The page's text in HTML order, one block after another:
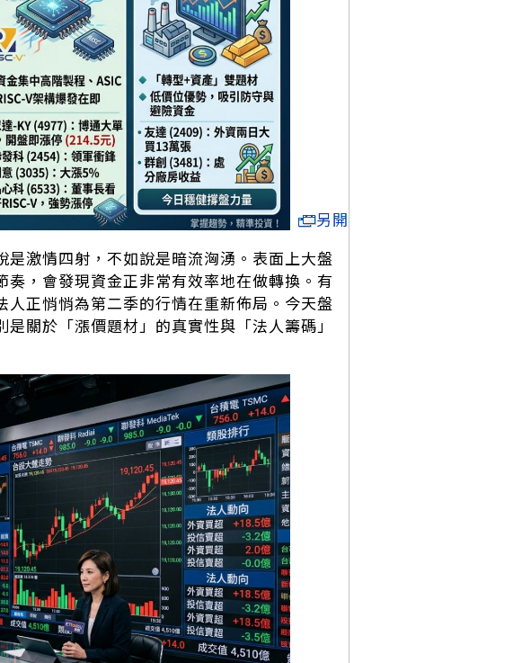
另開
激情四射，不如說是暗流洶湧。表面上大盤
，會發現資金正非常有效率地在做轉換。有
正悄悄為第二季的行情在重新佈局。今天盤
關於「漲價題材」的真實性與「法人籌碼」